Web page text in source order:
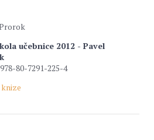
učebnice 2012 - Pavel
80-7291-225-4